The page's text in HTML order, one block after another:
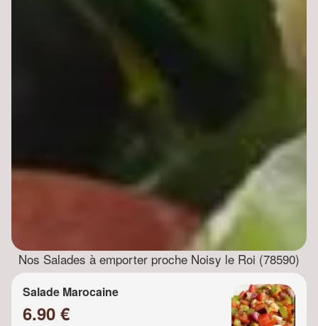
Nos Salades à emporter proche Noisy le Roi (78590)
Salade Marocaine
6.90 €